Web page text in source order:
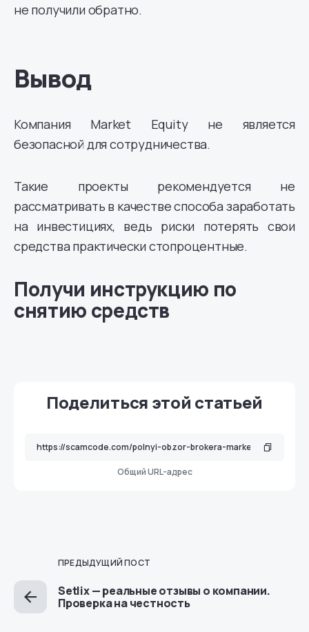
не получили обратно.
Вывод
Компания Market Equity не является
безопасной для сотрудничества.
Такие проекты рекомендуется не
рассматривать в качестве способа заработать
на инвестициях, ведь риски потерять свои
средства практически стопроцентные.
Получи инструкцию по
снятию средств
Поделиться этой статьей
Общий URL-адрес
ПРЕДЫДУЩИЙ ПОСТ
Setlix — реальные отзывы о компании.
Проверка на честность